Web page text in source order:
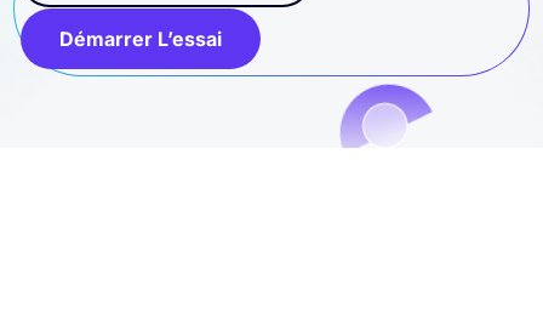
Démarrer L’essai